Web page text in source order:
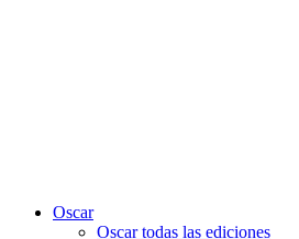
Oscar
Oscar todas las ediciones